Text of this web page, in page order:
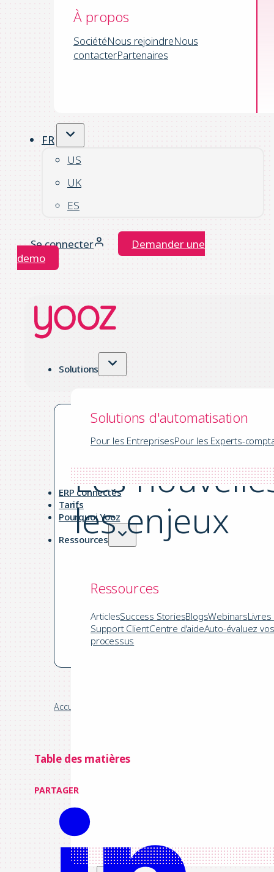
À propos
SociétéNous rejoindreNous
contacterPartenaires
FR
US
UK
ES
Se connecter
Demander une
demo
Solutions
Solutions d'automatisation
Pour les EntreprisesPour les Experts-
ERP connectés
Tarifs
Pourquoi Yooz
Ressources
Ressources
ArticlesSuccess StoriesBlogsWebinarsLivres
Support ClientCentre d'aideAuto-évaluez vos
processus
Les
les enjeux
par Yooz le 02.04.2020
Digitalisation comptable
Accueil
Table des matières
PARTAGER